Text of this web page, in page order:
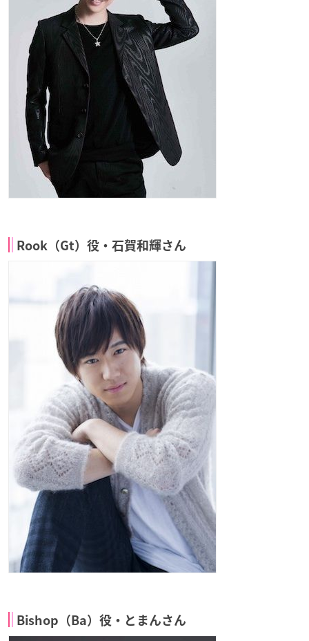
Rook（Gt）役・石賀和輝さん
Bishop（Ba）役・とまんさん